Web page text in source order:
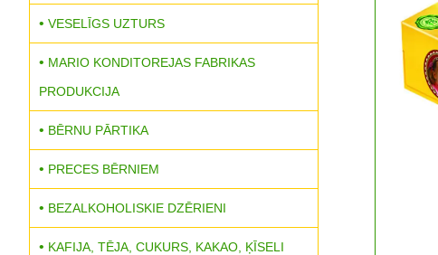
VESELĪGS UZTURS
MARIO KONDITOREJAS FABRIKAS
PRODUKCIJA
BĒRNU PĀRTIKA
PRECES BĒRNIEM
BEZALKOHOLISKIE DZĒRIENI
KAFIJA, TĒJA, CUKURS, KAKAO, ĶĪSELI